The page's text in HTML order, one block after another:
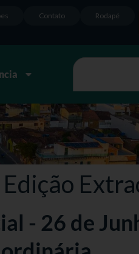
Rodapé
Contato
- 26 de